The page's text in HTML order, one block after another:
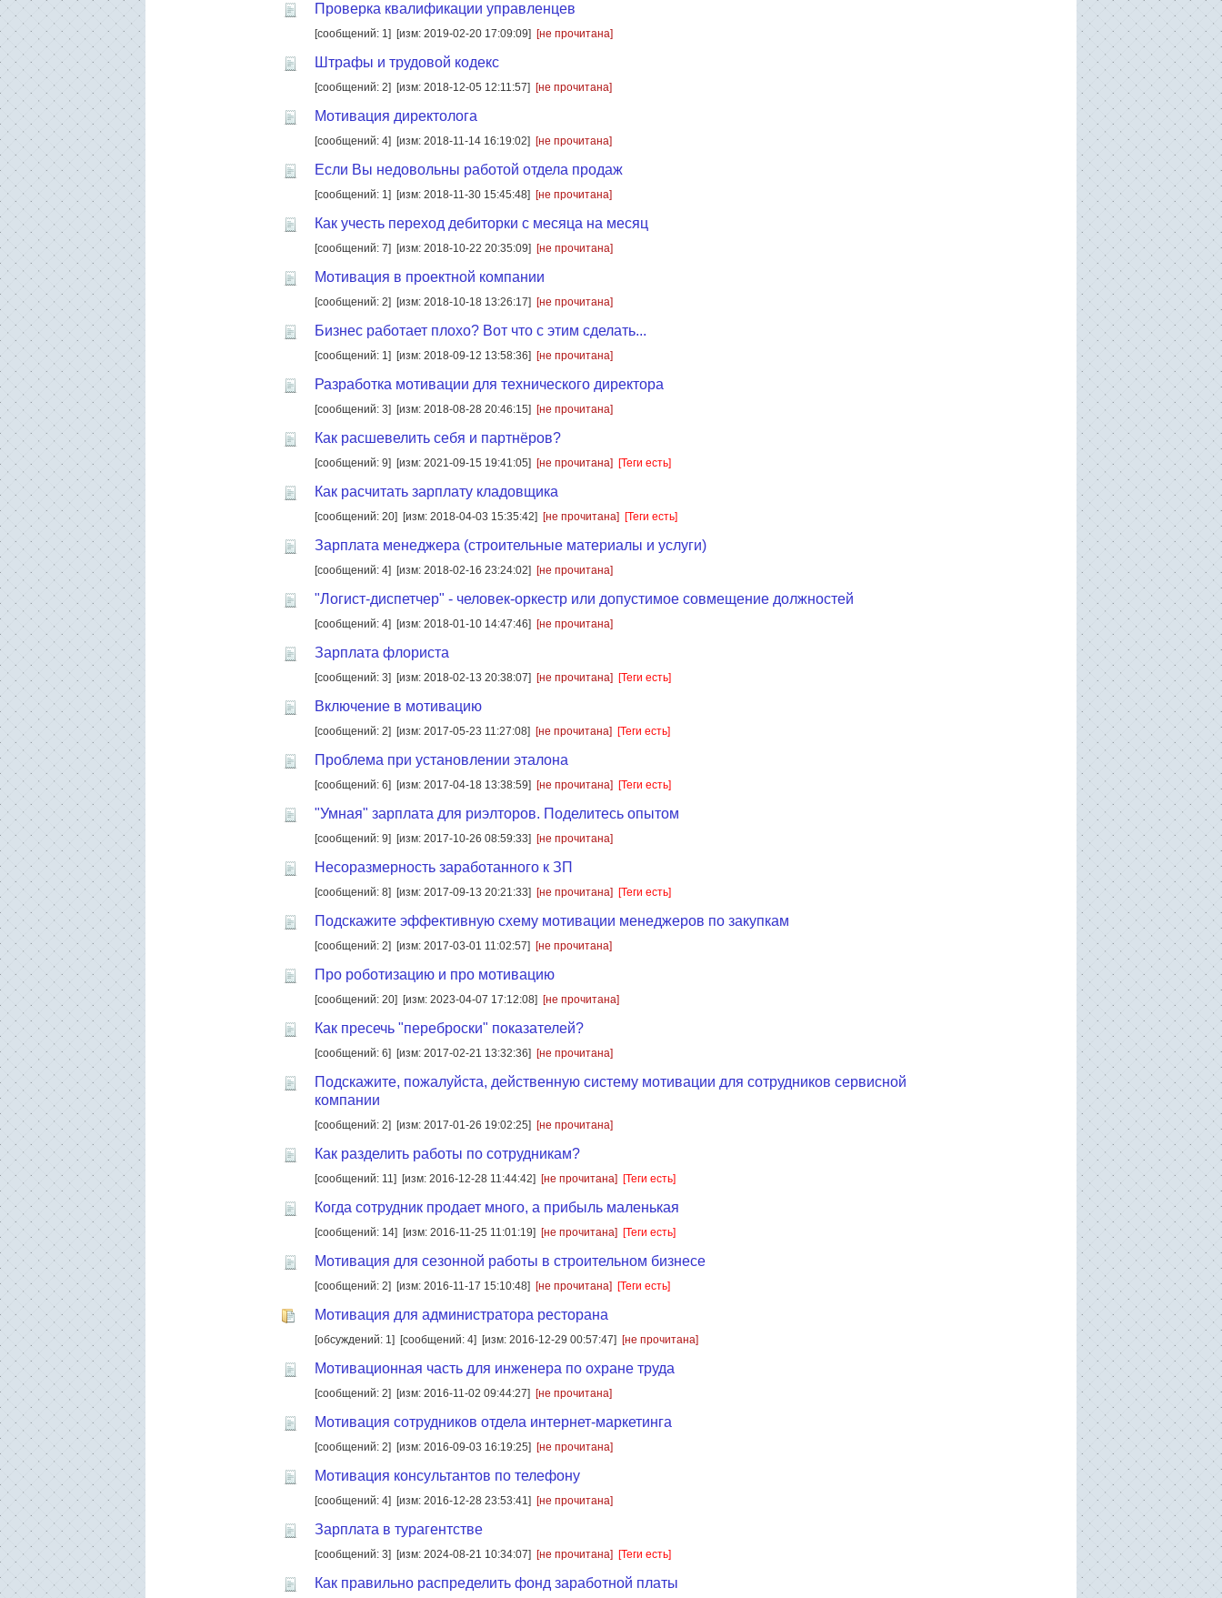
Проверка квалификации управленцев
[сообщений: 1] [изм: 2019-02-20 17:09:09] [не прочитана]
Штрафы и трудовой кодекс
[сообщений: 2] [изм: 2018-12-05 12:11:57] [не прочитана]
Мотивация директолога
[сообщений: 4] [изм: 2018-11-14 16:19:02] [не прочитана]
Если Вы недовольны работой отдела продаж
[сообщений: 1] [изм: 2018-11-30 15:45:48] [не прочитана]
Как учесть переход дебиторки с месяца на месяц
[сообщений: 7] [изм: 2018-10-22 20:35:09] [не прочитана]
Мотивация в проектной компании
[сообщений: 2] [изм: 2018-10-18 13:26:17] [не прочитана]
Бизнес работает плохо? Вот что с этим сделать...
[сообщений: 1] [изм: 2018-09-12 13:58:36] [не прочитана]
Разработка мотивации для технического директора
[сообщений: 3] [изм: 2018-08-28 20:46:15] [не прочитана]
Как расшевелить себя и партнёров?
[сообщений: 9] [изм: 2021-09-15 19:41:05] [не прочитана] [Теги есть]
Как расчитать зарплату кладовщика
[сообщений: 20] [изм: 2018-04-03 15:35:42] [не прочитана] [Теги есть]
Зарплата менеджера (строительные материалы и услуги)
[сообщений: 4] [изм: 2018-02-16 23:24:02] [не прочитана]
"Логист-диспетчер" - человек-оркестр или допустимое совмещение должностей
[сообщений: 4] [изм: 2018-01-10 14:47:46] [не прочитана]
Зарплата флориста
[сообщений: 3] [изм: 2018-02-13 20:38:07] [не прочитана] [Теги есть]
Включение в мотивацию
[сообщений: 2] [изм: 2017-05-23 11:27:08] [не прочитана] [Теги есть]
Проблема при установлении эталона
[сообщений: 6] [изм: 2017-04-18 13:38:59] [не прочитана] [Теги есть]
"Умная" зарплата для риэлторов. Поделитесь опытом
[сообщений: 9] [изм: 2017-10-26 08:59:33] [не прочитана]
Несоразмерность заработанного к ЗП
[сообщений: 8] [изм: 2017-09-13 20:21:33] [не прочитана] [Теги есть]
Подскажите эффективную схему мотивации менеджеров по закупкам
[сообщений: 2] [изм: 2017-03-01 11:02:57] [не прочитана]
Про роботизацию и про мотивацию
[сообщений: 20] [изм: 2023-04-07 17:12:08] [не прочитана]
Как пресечь "переброски" показателей?
[сообщений: 6] [изм: 2017-02-21 13:32:36] [не прочитана]
Подскажите, пожалуйста, действенную систему мотивации для сотрудников сервисной
компании
[сообщений: 2] [изм: 2017-01-26 19:02:25] [не прочитана]
Как разделить работы по сотрудникам?
[сообщений: 11] [изм: 2016-12-28 11:44:42] [не прочитана] [Теги есть]
Когда сотрудник продает много, а прибыль маленькая
[сообщений: 14] [изм: 2016-11-25 11:01:19] [не прочитана] [Теги есть]
Мотивация для сезонной работы в строительном бизнесе
[сообщений: 2] [изм: 2016-11-17 15:10:48] [не прочитана] [Теги есть]
Мотивация для администратора ресторана
[обсуждений: 1] [сообщений: 4] [изм: 2016-12-29 00:57:47] [не прочитана]
Мотивационная часть для инженера по охране труда
[сообщений: 2] [изм: 2016-11-02 09:44:27] [не прочитана]
Мотивация сотрудников отдела интернет-маркетинга
[сообщений: 2] [изм: 2016-09-03 16:19:25] [не прочитана]
Мотивация консультантов по телефону
[сообщений: 4] [изм: 2016-12-28 23:53:41] [не прочитана]
Зарплата в турагентстве
[сообщений: 3] [изм: 2024-08-21 10:34:07] [не прочитана] [Теги есть]
Как правильно распределить фонд заработной платы